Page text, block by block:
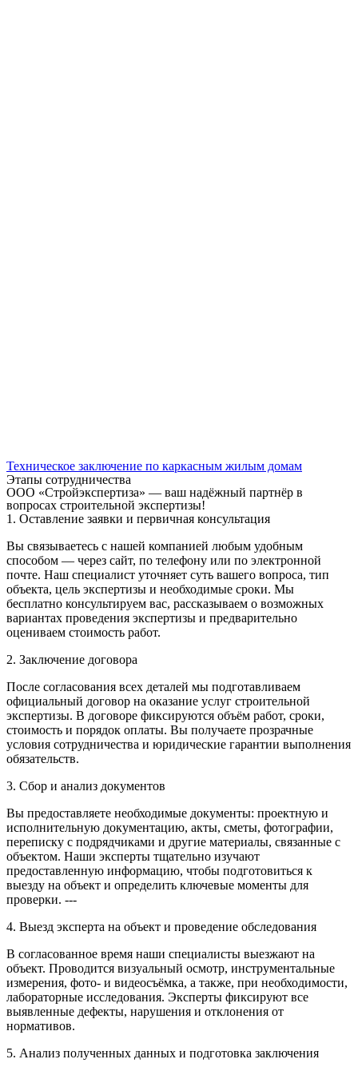
Техническое заключение по каркасным жилым домам
Этапы сотрудничества
ООО «Стройэкспертиза» — ваш надёжный партнёр в
вопросах строительной экспертизы!
1. Оставление заявки и первичная консультация
Вы связываетесь с нашей компанией любым удобным
способом — через сайт, по телефону или по электронной
почте. Наш специалист уточняет суть вашего вопроса, тип
объекта, цель экспертизы и необходимые сроки. Мы
бесплатно консультируем вас, рассказываем о возможных
вариантах проведения экспертизы и предварительно
оцениваем стоимость работ.
2. Заключение договора
После согласования всех деталей мы подготавливаем
официальный договор на оказание услуг строительной
экспертизы. В договоре фиксируются объём работ, сроки,
стоимость и порядок оплаты. Вы получаете прозрачные
условия сотрудничества и юридические гарантии выполнения
обязательств.
3. Сбор и анализ документов
Вы предоставляете необходимые документы: проектную и
исполнительную документацию, акты, сметы, фотографии,
переписку с подрядчиками и другие материалы, связанные с
объектом. Наши эксперты тщательно изучают
предоставленную информацию, чтобы подготовиться к
выезду на объект и определить ключевые моменты для
проверки. ---
4. Выезд эксперта на объект и проведение обследования
В согласованное время наши специалисты выезжают на
объект. Проводится визуальный осмотр, инструментальные
измерения, фото- и видеосъёмка, а также, при необходимости,
лабораторные исследования. Эксперты фиксируют все
выявленные дефекты, нарушения и отклонения от
нормативов.
5. Анализ полученных данных и подготовка заключения